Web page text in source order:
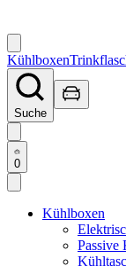
Kühlboxen
Suche
0
Kühlboxen
Passive